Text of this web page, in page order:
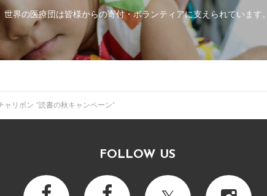
世界の医療団は皆様からの寄付・ボランティアに支えられています。
ャリボン ”読書の秋キャンペーン”
FOLLOW US